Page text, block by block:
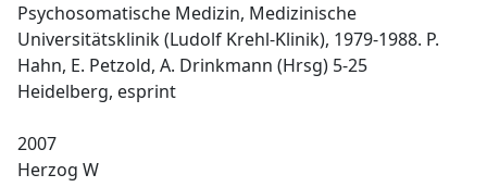
Psychosomatische Medizin, Medizinische
Universitätsklinik (Ludolf Krehl-Klinik), 1979-1988. P.
Hahn, E. Petzold, A. Drinkmann (Hrsg) 5-25
Heidelberg, esprint
2007
Herzog W